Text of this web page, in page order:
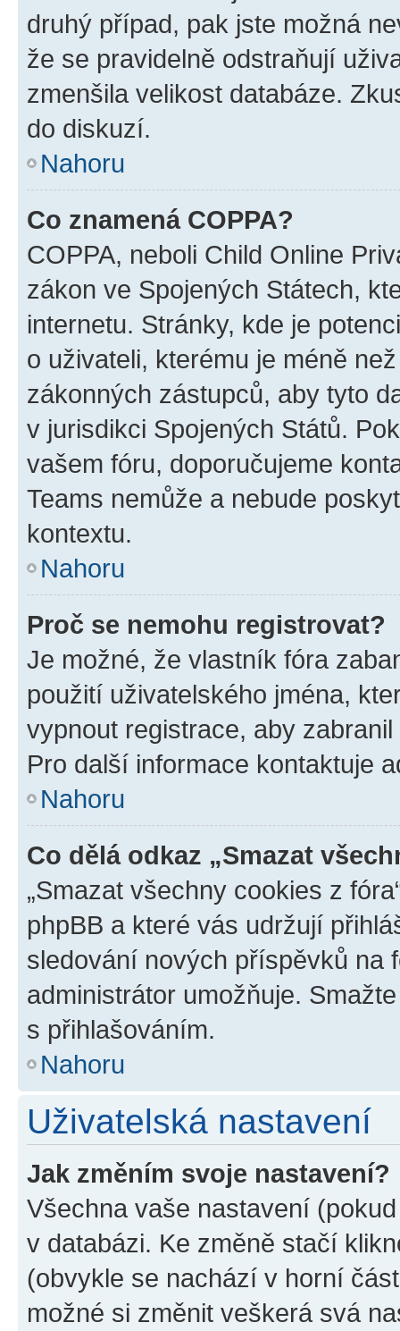
druhý případ, pak jste možná
že se pravidelně odstraňují
zmenšila velikost databáze.
do diskuzí.
Nahoru
Co znamená COPPA?
COPPA, neboli Child Online
zákon ve Spojených Státech,
internetu. Stránky, kde je
o uživateli, kterému je méně
zákonných zástupců, aby tyto
v jurisdikci Spojených Států.
vašem fóru, doporučujeme
Teams nemůže a nebude
kontextu.
Nahoru
Proč se nemohu registrovat?
Je možné, že vlastník fóra
použití uživatelského jména,
vypnout registrace, aby
Pro další informace kontaktuje
Nahoru
Co dělá odkaz „Smazat
„Smazat všechny cookies z
phpBB a které vás udržují
sledování nových příspěvků na
administrátor umožňuje.
s přihlašováním.
Nahoru
Uživatelská nastavení
Jak změním svoje nastavení?
Všechna vaše nastavení
v databázi. Ke změně stačí
(obvykle se nachází v horní
možné si změnit veškerá svá